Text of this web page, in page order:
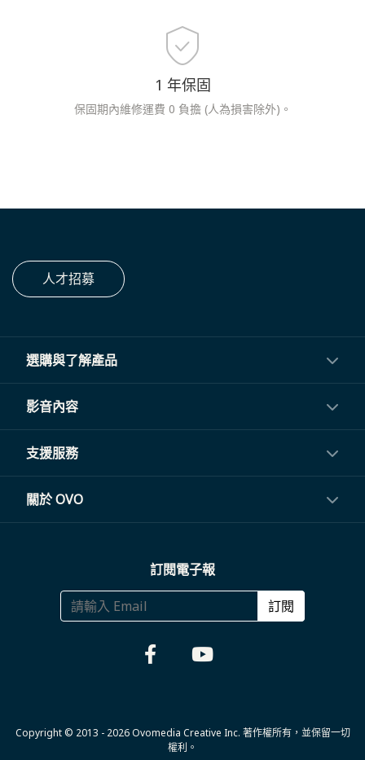
1 年保固
保固期內維修運費 0 負擔 (人為損害除外)。
人才招募
選購與了解產品
投影機
閨蜜機與電視
電視盒與周邊
福利品專區
影音內容
影音訂閱
支援服務
常見問題
哪裡購買
關於 OVO
商務合作
訂閱電子報
訂閱
Copyright © 2013 - 2026 Ovomedia Creative Inc. 著作權所有，並保留一切
權利。